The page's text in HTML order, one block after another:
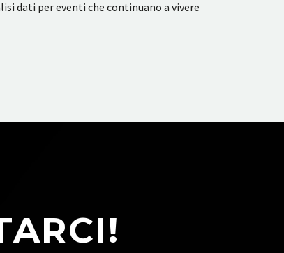
dati per eventi che continuano a vivere